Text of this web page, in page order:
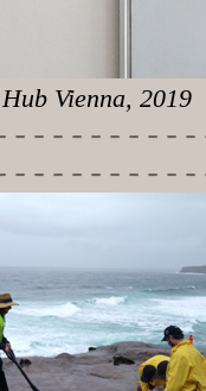
Vienna, 2019